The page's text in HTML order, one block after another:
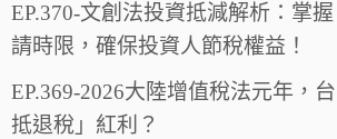
EP.370-文創法投資抵減解析：掌
請時限，確保投資人節稅權益！
EP.369-2026大陸增值稅法元年，
抵退稅」紅利？